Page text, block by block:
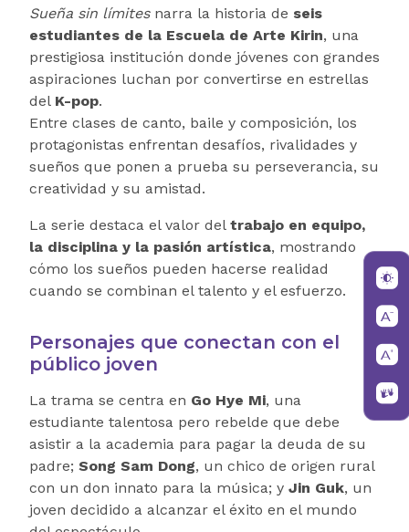
Sueña sin límitesnarra la historia de seis
estudiantes de la Escuela de Arte Kirin, una
prestigiosa institución donde jóvenes con grandes
aspiraciones luchan por convertirse en estrellas
del K-pop.
Entre clases de canto, baile y composición, los
protagonistas enfrentan desafíos, rivalidades y
sueños que ponen a prueba su perseverancia, su
creatividad y su amistad.
La serie destaca el valor del trabajo en equipo,
la disciplina y la pasión artística, mostrando
cómo los sueños pueden hacerse realidad
cuando se combinan el talento y el esfuerzo.
Personajes que conectan con el
público joven
La trama se centra en Go Hye Mi, una
estudiante talentosa pero rebelde que debe
asistir a la academia para pagar la deuda de su
padre; Song Sam Dong, un chico de origen rural
con un don innato para la música; y Jin Guk, un
joven decidido a alcanzar el éxito en el mundo